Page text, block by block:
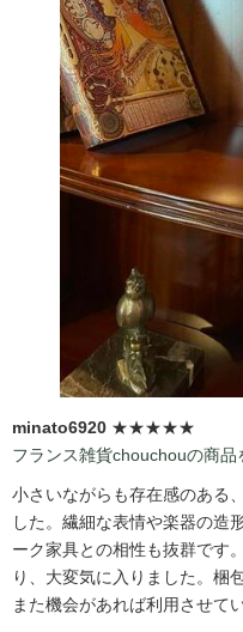
minato6920 ★★★★★
フランス雑貨chouchouの商品
小さいながらも存在感のある
した。繊細な表情や楽器の造
ーク家具との相性も抜群です
り、大変気に入りました。梱
また機会があれば利用させて